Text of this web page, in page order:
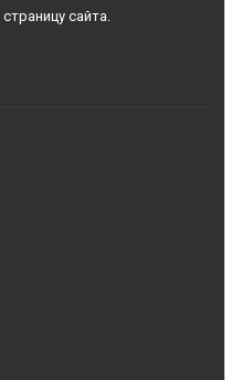
сайта.